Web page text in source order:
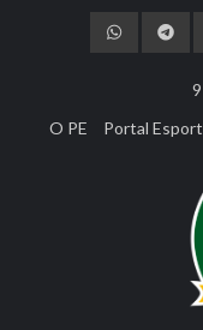
O PE
Portal